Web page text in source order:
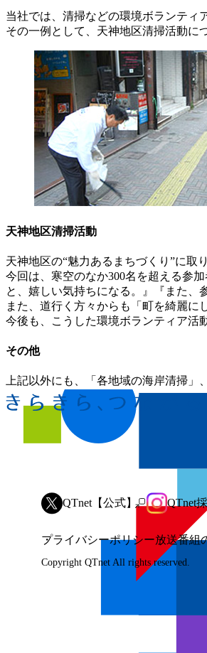
当社では、清掃などの環境ボランティ
その一例として、天神地区清掃活動に
天神地区清掃活動
天神地区の“魅力あるまちづくり”に取
今回は、寒空のなか300名を超える参
と、嬉しい気持ちになる。』『また、
また、道行く方々からも「町を綺麗に
今後も、こうした環境ボランティア活
その他
上記以外にも、「各地域の海岸清掃」
QTnet【公式】 QTnet
プライバシーポリシー放送番組
Copyright QTnet All rights reserved.